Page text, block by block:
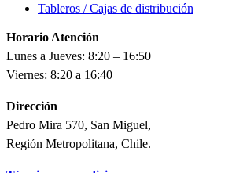
Tableros / Cajas de distribución
Horario Atención
Lunes a Jueves: 8:20 – 16:50
Viernes: 8:20 a 16:40
Dirección
Pedro Mira 570, San Miguel,
Región Metropolitana, Chile.